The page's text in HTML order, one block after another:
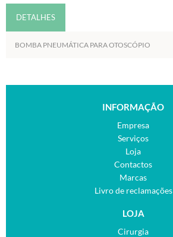
DETALHES
BOMBA PNEUMÁTICA PARA OTOSCÓPIO
INFORMAÇÃO
Empresa
Serviços
Loja
Contactos
Marcas
Livro de reclamações
LOJA
Cirurgia